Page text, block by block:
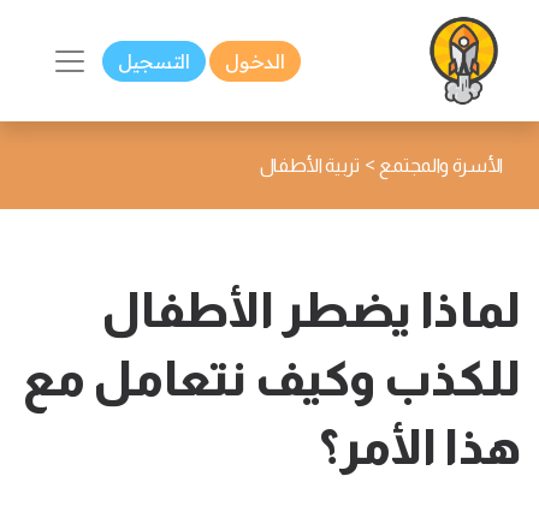
الدخول التسجيل
الأسرة والمجتمع > تربية الأطفال
لماذا يضطر الأطفال
للكذب وكيف نتعامل مع
هذا الأمر؟